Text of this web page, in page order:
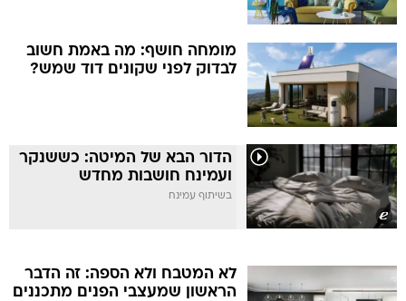
מומחה חושף: מה באמת חשוב
לבדוק לפני שקונים דוד שמש?
הדור הבא של המיטה: כששנקר
ועמינח חושבות מחדש
בשיתוף עמינח
לא המטבח ולא הספה: זה הדבר
הראשון שמעצבי הפנים מתכננים